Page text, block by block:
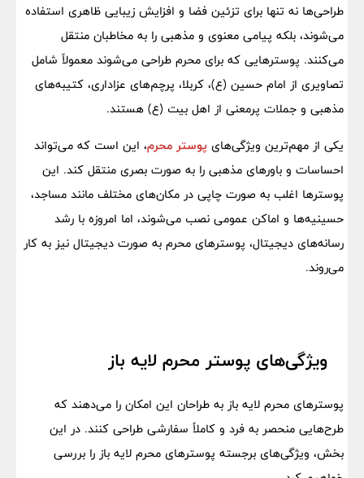
طراحی‌ها نه تنها برای تزئین فضا و افزایش زیبایی ظاهری استفاده
می‌شوند، بلکه پیامی معنوی و مذهبی را به مخاطبان منتقل
می‌کنند. پوسترهایی که برای محرم طراحی می‌شوند معمولاً شامل
تصاویری از امام حسین (ع)، کربلا، پرچم‌های عزاداری، کتیبه‌های
مذهبی و جملات پرمعنی از اهل بیت (ع) هستند.
یکی از مهم‌ترین ویژگی‌های پوستر محرم، این است که می‌تواند
احساسات و باورهای مذهبی را به صورت بصری منتقل کند. این
پوسترها اغلب به صورت چاپی در مکان‌های مختلف مانند مساجد،
حسینیه‌ها و اماکن عمومی نصب می‌شوند، اما امروزه با رشد
رسانه‌های دیجیتال، پوسترهای محرم به صورت دیجیتال نیز به کار
می‌روند.
ویژگی‌های پوستر محرم لایه باز
پوسترهای محرم لایه باز به طراحان این امکان را می‌دهند که
طرح‌هایی منحصر به فرد و کاملاً سفارشی طراحی کنند. در این
بخش، ویژگی‌های برجسته پوسترهای محرم لایه باز را بررسی